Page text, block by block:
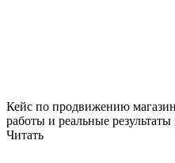
Кейс по продвижению
работы и реальные результаты
Читать